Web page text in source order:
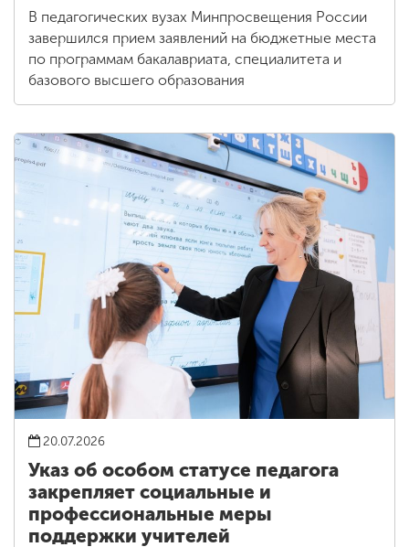
В педагогических вузах Минпросвещения России
завершился прием заявлений на бюджетные места
по программам бакалавриата, специалитета и
базового высшего образования
20.07.2026
Указ об особом статусе педагога
закрепляет социальные и
профессиональные меры
поддержки учителей